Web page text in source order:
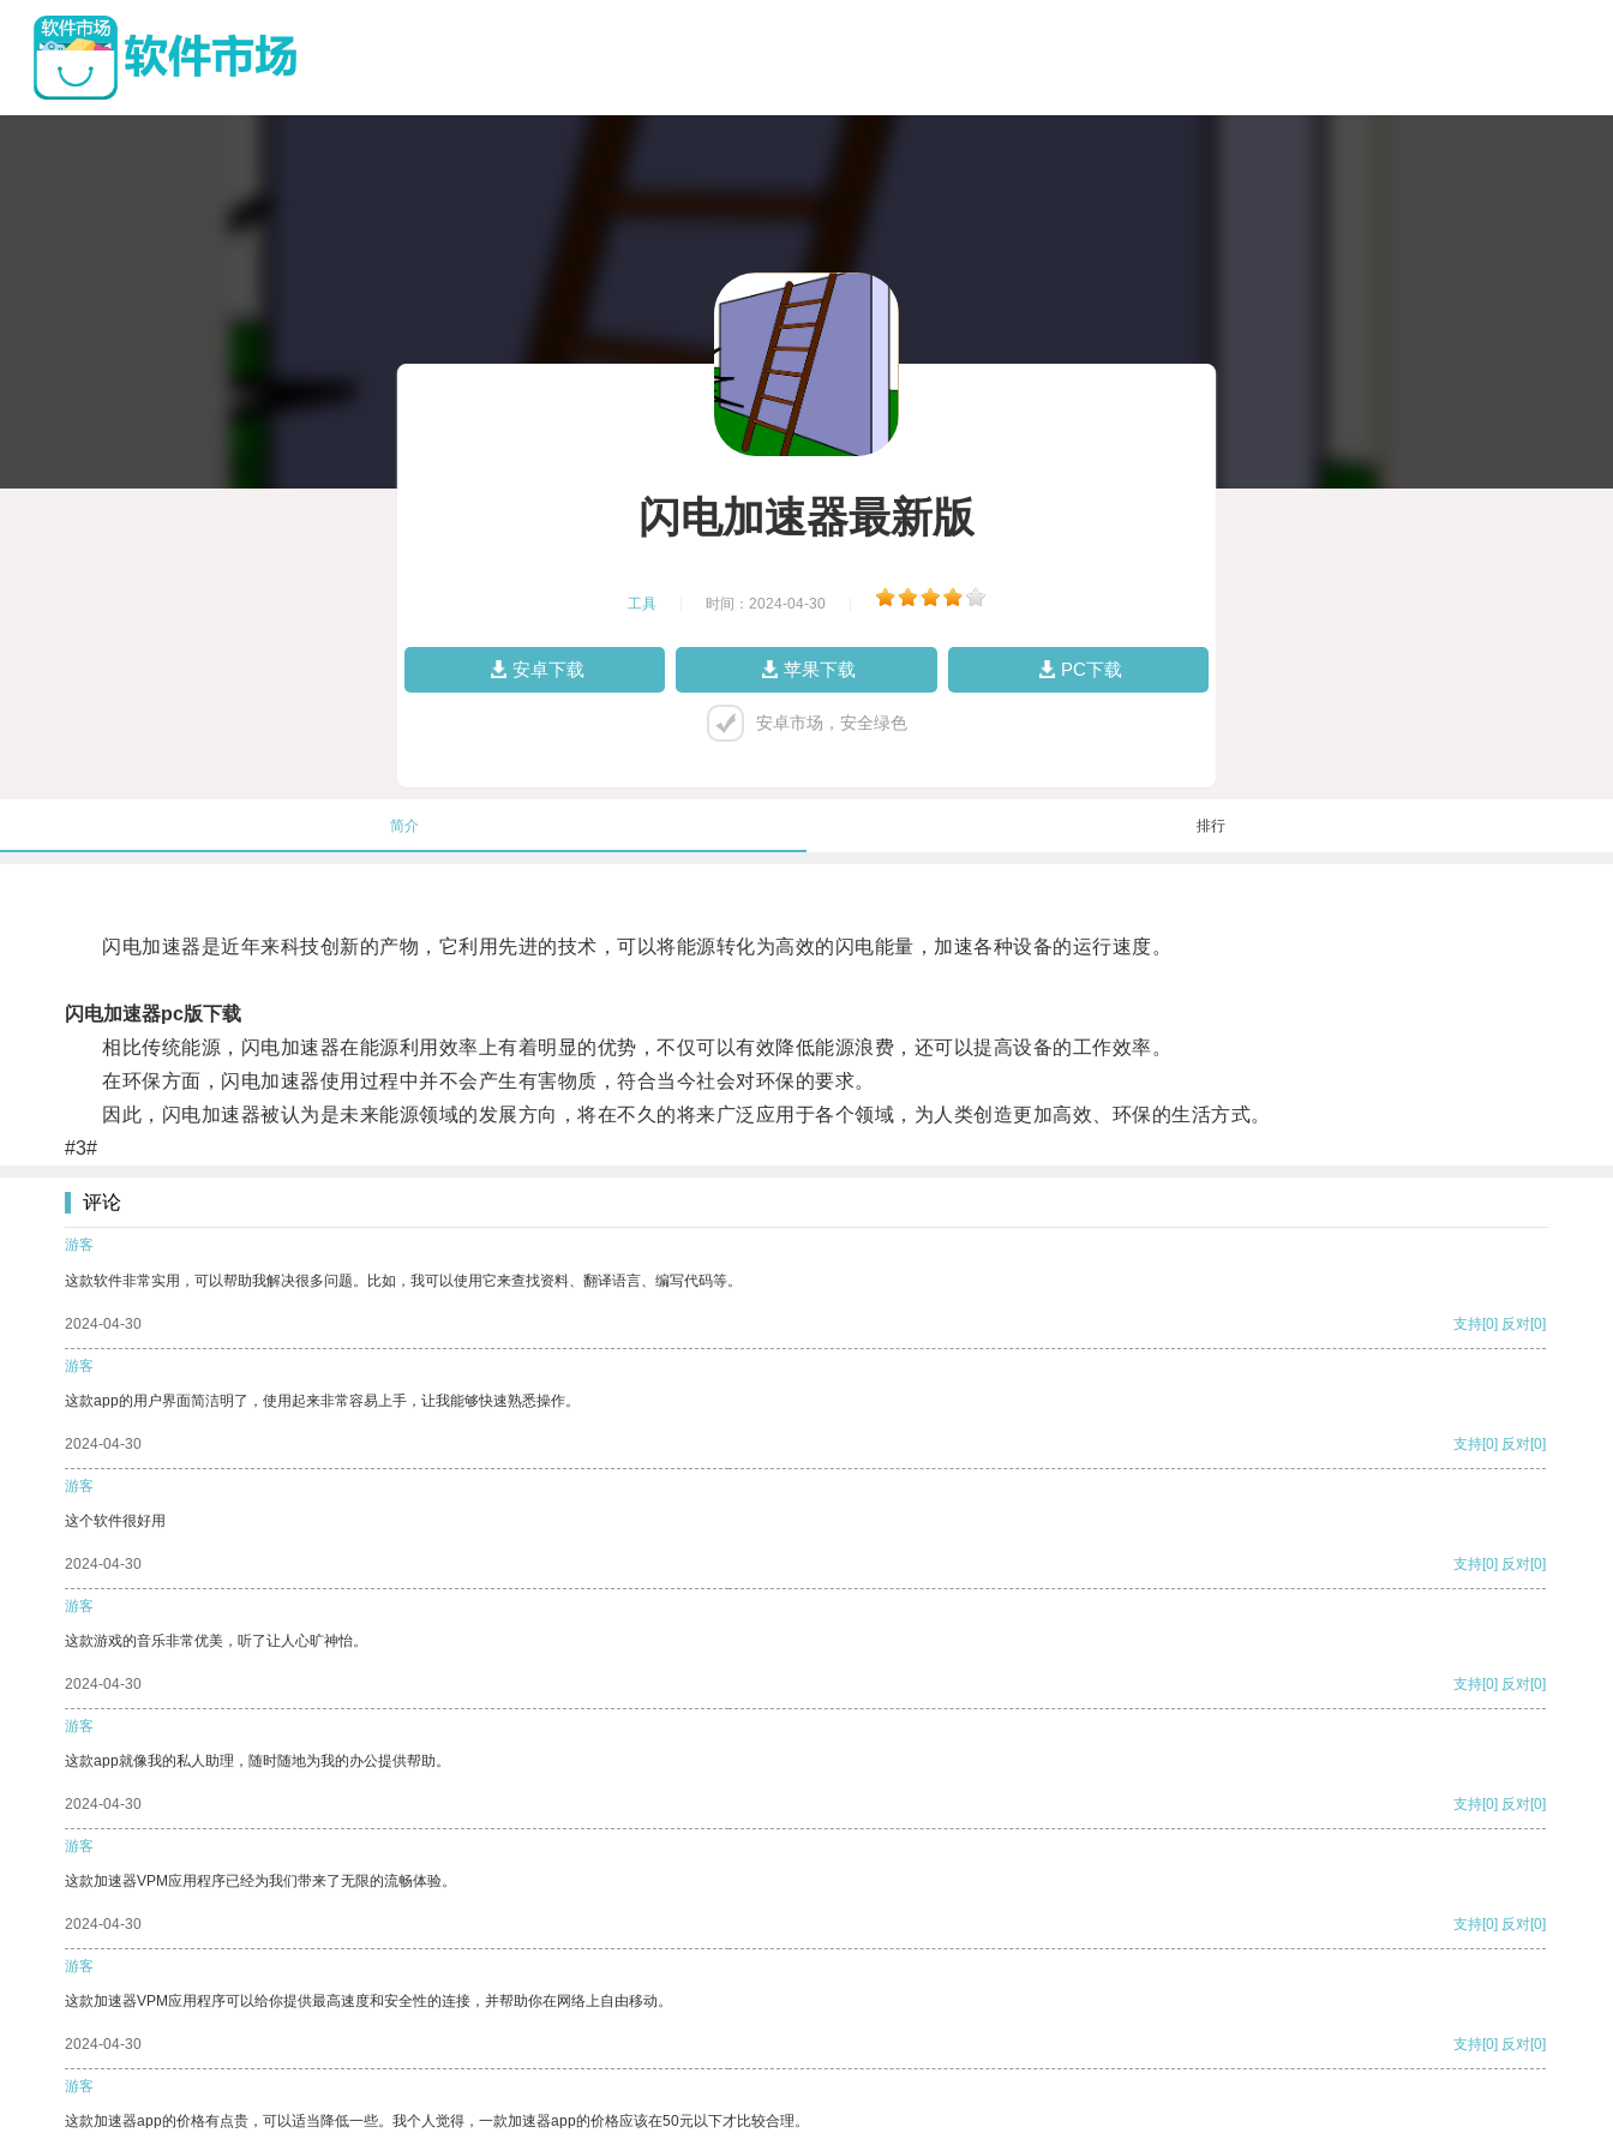
闪电加速器最新版
工具 时间：2024-04-30
安卓下载 苹果下载 PC下载
安卓市场，安全绿色
简介 排行
闪电加速器是近年来科技创新的产物，它利用先进的技术，可以将能源转化为高效的闪电能量，加速各种设备的运行速度。
闪电加速器pc版下载
相比传统能源，闪电加速器在能源利用效率上有着明显的优势，不仅可以有效降低能源浪费，还可以提高设备的工作效率。
在环保方面，闪电加速器使用过程中并不会产生有害物质，符合当今社会对环保的要求。
因此，闪电加速器被认为是未来能源领域的发展方向，将在不久的将来广泛应用于各个领域，为人类创造更加高效、环保的生活方式。
#3#
评论
游客
这款软件非常实用，可以帮助我解决很多问题。比如，我可以使用它来查找资料、翻译语言、编写代码等。
2024-04-30 支持[0] 反对[0]
游客
这款app的用户界面简洁明了，使用起来非常容易上手，让我能够快速熟悉操作。
2024-04-30 支持[0] 反对[0]
游客
这个软件很好用
2024-04-30 支持[0] 反对[0]
游客
这款游戏的音乐非常优美，听了让人心旷神怡。
2024-04-30 支持[0] 反对[0]
游客
这款app就像我的私人助理，随时随地为我的办公提供帮助。
2024-04-30 支持[0] 反对[0]
游客
这款加速器VPM应用程序已经为我们带来了无限的流畅体验。
2024-04-30 支持[0] 反对[0]
游客
这款加速器VPM应用程序可以给你提供最高速度和安全性的连接，并帮助你在网络上自由移动。
2024-04-30 支持[0] 反对[0]
游客
这款加速器app的价格有点贵，可以适当降低一些。我个人觉得，一款加速器app的价格应该在50元以下才比较合理。